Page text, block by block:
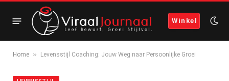
Winkel
Home » Levensstijl Coaching: Jouw Weg naar Persoonlijke Groei